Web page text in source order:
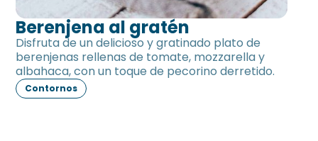
Berenjena al gratén
Disfruta de un delicioso y gratinado plato de
berenjenas rellenas de tomate, mozzarella y
albahaca, con un toque de pecorino derretido.
Contornos